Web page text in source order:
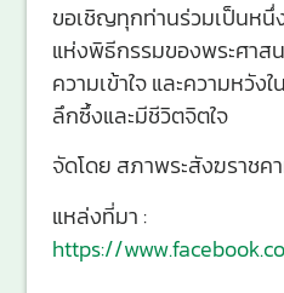
ขอเชิญทุกท่านร่วมเป็นหนึ่
แห่งพิธีกรรมของพระศาส
ความเข้าใจ และความหวั
ลึกซึ้งและมีชีวิตจิตใจ
จัดโดย สภาพระสังฆราชค
แหล่งที่มา :
https://